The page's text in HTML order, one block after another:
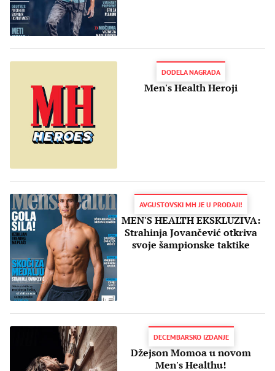
DODELA NAGRADA
Men's Health Heroji
AVGUSTOVSKI MH JE U PRODAJI!
MEN'S HEALTH EKSKLUZIVA:
Strahinja Jovančević otkriva
svoje šampionske taktike
DECEMBARSKO IZDANJE
Džejson Momoa u novom
Men's Healthu!